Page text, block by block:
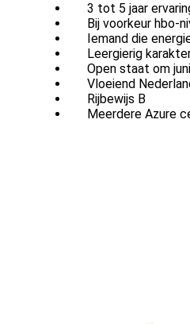
3 tot 5 jaar
Bij voorkeur hbo-
Iemand die
Leergierig
Open staat om
Vloeiend
Rijbewijs B
Meerdere Azure